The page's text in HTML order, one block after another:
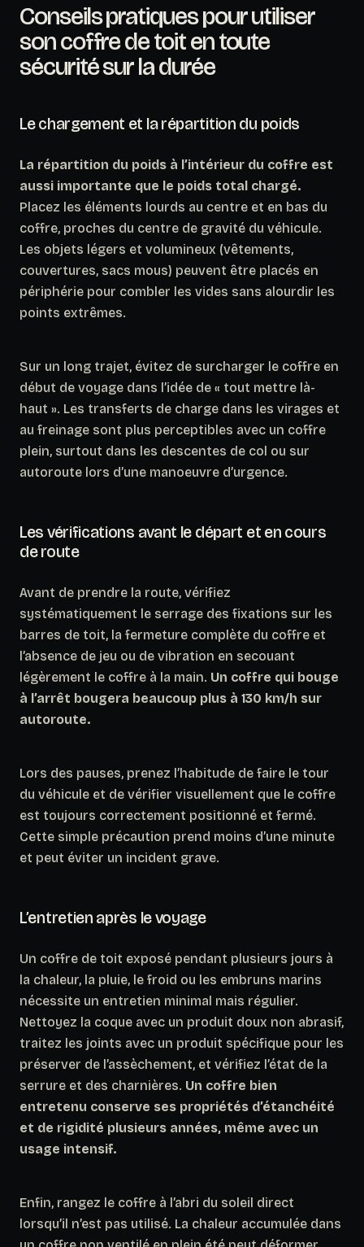
Conseils pratiques pour utiliser
son coffre de toit en toute
sécurité sur la durée
Le chargement et la répartition du poids
La répartition du poids à l’intérieur du coffre est
aussi importante que le poids total chargé.
Placez les éléments lourds au centre et en bas du
coffre, proches du centre de gravité du véhicule.
Les objets légers et volumineux (vêtements,
couvertures, sacs mous) peuvent être placés en
périphérie pour combler les vides sans alourdir les
points extrêmes.
Sur un long trajet, évitez de surcharger le coffre en
début de voyage dans l’idée de « tout mettre là-
haut ». Les transferts de charge dans les virages et
au freinage sont plus perceptibles avec un coffre
plein, surtout dans les descentes de col ou sur
autoroute lors d’une manoeuvre d’urgence.
Les vérifications avant le départ et en cours
de route
Avant de prendre la route, vérifiez
systématiquement le serrage des fixations sur les
barres de toit, la fermeture complète du coffre et
l’absence de jeu ou de vibration en secouant
légèrement le coffre à la main. Un coffre qui bouge
à l’arrêt bougera beaucoup plus à 130 km/h sur
autoroute.
Lors des pauses, prenez l’habitude de faire le tour
du véhicule et de vérifier visuellement que le coffre
est toujours correctement positionné et fermé.
Cette simple précaution prend moins d’une minute
et peut éviter un incident grave.
L’entretien après le voyage
Un coffre de toit exposé pendant plusieurs jours à
la chaleur, la pluie, le froid ou les embruns marins
nécessite un entretien minimal mais régulier.
Nettoyez la coque avec un produit doux non abrasif,
traitez les joints avec un produit spécifique pour les
préserver de l’assèchement, et vérifiez l’état de la
serrure et des charnières. Un coffre bien
entretenu conserve ses propriétés d’étanchéité
et de rigidité plusieurs années, même avec un
usage intensif.
Enfin, rangez le coffre à l’abri du soleil direct
lorsqu’il n’est pas utilisé. La chaleur accumulée dans